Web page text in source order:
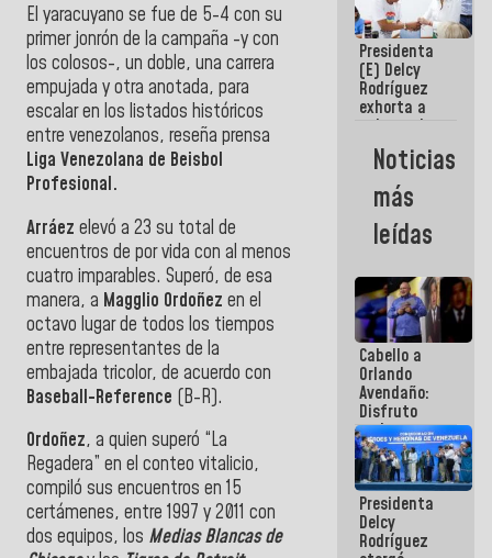
El yaracuyano se fue de 5-4 con su
primer jonrón de la campaña -y con
los colosos-, un doble, una carrera
empujada y otra anotada, para
escalar en los listados históricos
entre venezolanos, reseña prensa
Liga Venezolana de Beisbol
Profesional.
Arráez elevó a 23 su total de
encuentros de por vida con al menos
cuatro imparables. Superó, de esa
manera, a Magglio Ordoñez en el
octavo lugar de todos los tiempos
entre representantes de la
embajada tricolor, de acuerdo con
Baseball-Reference (B-R).
Ordoñez, a quien superó “La
Regadera” en el conteo vitalicio,
compiló sus encuentros en 15
certámenes, entre 1997 y 2011 con
dos equipos, los Medias Blancas de
Viceministerio
de Energía
Eléctrica y
CORPOELEC
Presidenta
(E) Delcy
Rodríguez
exhorta a
gobernadores
y alcaldes a
edificar
casas para
abuelos
Noticias
más
leídas
Cabello a
Orlando
Avendaño:
Disfruto
cada vez
que escribes
porque lo
que haces
es
embarrarla
Presidenta
Delcy
Rodríguez